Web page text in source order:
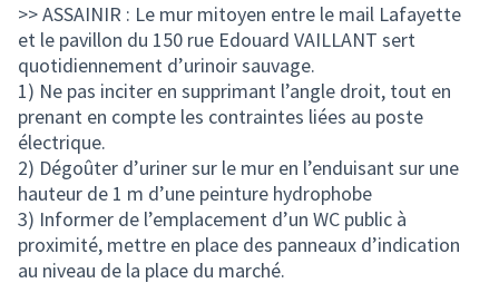
>> ASSAINIR : Le mur mitoyen entre le mail Lafayette
et le pavillon du 150 rue Edouard VAILLANT sert
quotidiennement d’urinoir sauvage.
1) Ne pas inciter en supprimant l’angle droit, tout en
prenant en compte les contraintes liées au poste
électrique.
2) Dégoûter d’uriner sur le mur en l’enduisant sur une
hauteur de 1 m d’une peinture hydrophobe
3) Informer de l’emplacement d’un WC public à
proximité, mettre en place des panneaux d’indication
au niveau de la place du marché.